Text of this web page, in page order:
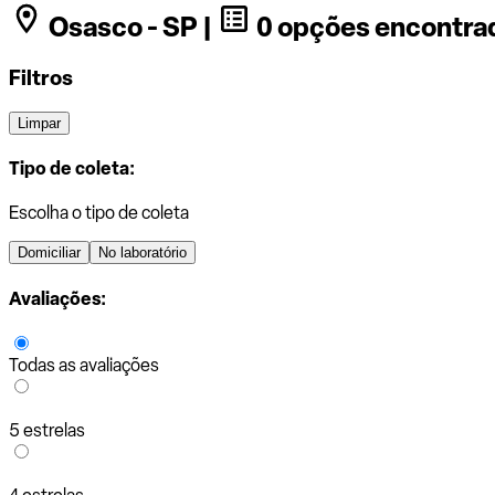
Osasco - SP | 0 opções
Filtros
Limpar
Tipo de coleta:
Escolha o tipo de coleta
Domiciliar No laboratório
Avaliações:
Todas as avaliações
5 estrelas